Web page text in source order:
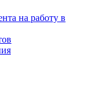
на работу в